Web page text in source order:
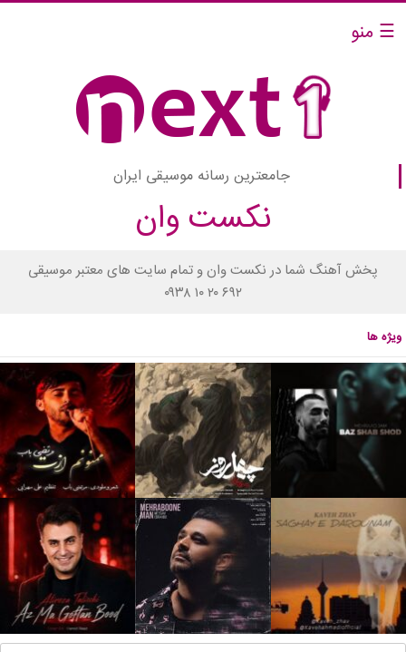
☰ منو
جامعترین رسانه موسیقی ایران
نکست وان
پخش آهنگ شما در نکست وان و تمام سایت های معتبر موسیقی
۰۹۳۸ ۱۰ ۲۰ ۶۹۲
ویژه ها